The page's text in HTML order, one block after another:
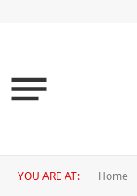
YOU ARE AT: Home